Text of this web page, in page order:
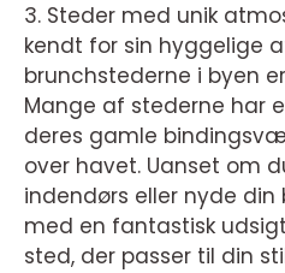
3. Steder med unik
kendt for sin hyggelige
brunchstederne i byen
Mange af stederne har
deres gamle
over havet. Uanset om
indendørs eller nyde din
med en fantastisk
sted, der passer til din